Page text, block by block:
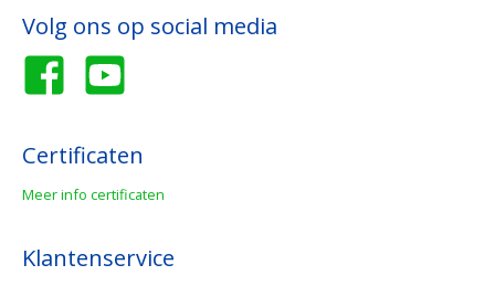
Volg ons op social media
Certificaten
Meer info certificaten
Klantenservice